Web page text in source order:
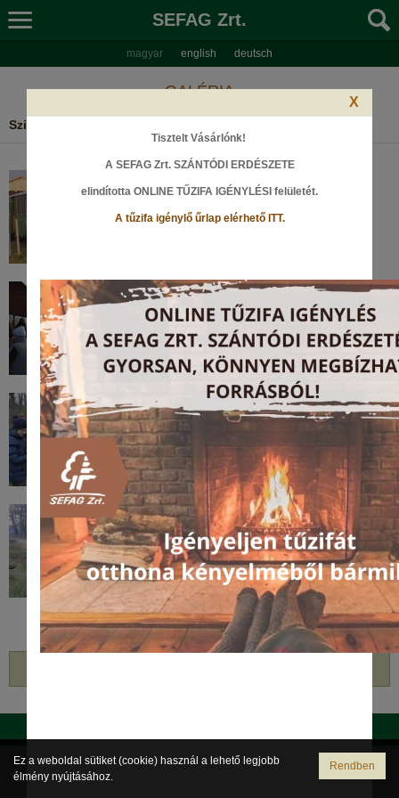
SEFAG Zrt.
magyar english deutsch
GALÉRIA
Szilveszteri Különvonat 2013
X
Tisztelt Vásárlónk!
A SEFAG Zrt. SZÁNTÓDI ERDÉSZETE
elindította ONLINE TŰZIFA IGÉNYLÉSI felületét.
A tűzifa igénylő űrlap elérhető ITT.
Rendben
Ez a weboldal sütiket (cookie) használ a lehető legjobb
élmény nyújtásához.